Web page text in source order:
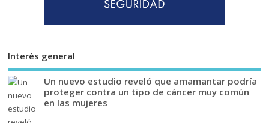
Interés general
Un nuevo estudio reveló que amamantar podría
proteger contra un tipo de cáncer muy común
en las mujeres